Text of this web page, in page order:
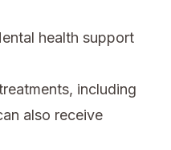
health support
including
also receive